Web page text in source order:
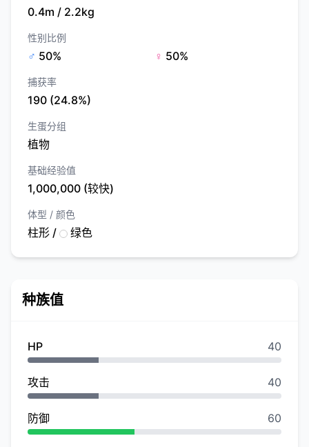
0.4m / 2.2kg
性别比例
♂ 50% ♀ 50%
捕获率
190 (24.8%)
生蛋分组
植物
基础经验值
1,000,000 (较快)
体型 / 颜色
柱形 / 绿色
种族值
HP 40
攻击 40
防御 60